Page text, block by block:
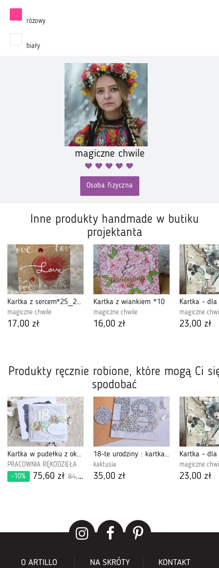
różowy
biały
magiczne chwile
Osoba fizyczna
Inne produkty handmade w butiku
projektanta
Kartka z sercem*25_285
magiczne chwile
17,00 zł
Kartka z wiankiem *10
magiczne chwile
16,00 zł
magiczne
23,00 zł
Produkty ręcznie robione, które mogą Ci
spodobać
Kartka w pudełku z okazji 18 urodzin 496
PRACOWNIA RĘKODZIEŁA
-10%
75,60 zł 84,00 zł
18-te urodziny : kartka na osiemnastkę
kaktusia
35,00 zł
magiczne
23,00 zł
O ARTILLO NA SKRÓTY KONTAKT